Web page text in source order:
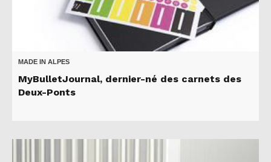
MADE IN ALPES
MyBulletJournal, dernier-né des carnets des
Deux-Ponts